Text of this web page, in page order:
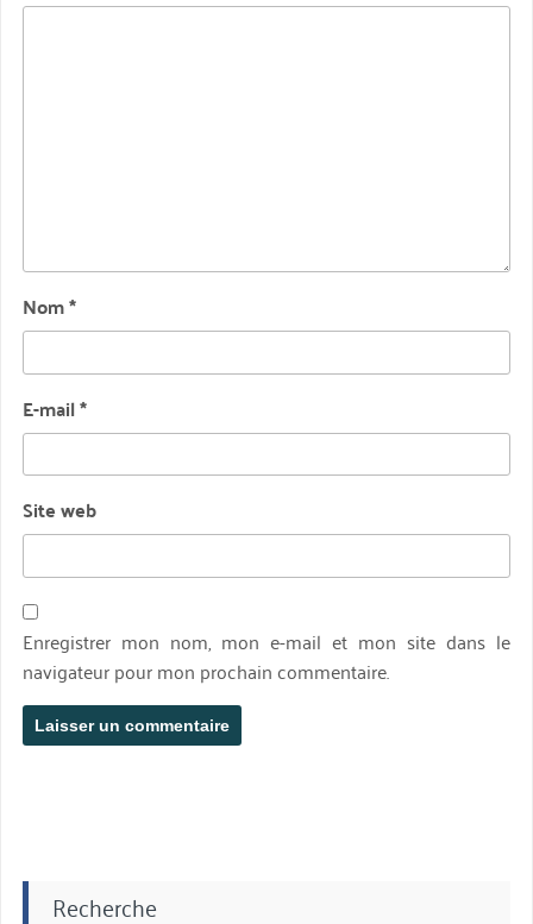
Nom*
E-mail*
Site web
Enregistrer mon nom, mon e-mail et mon site dans le
navigateur pour mon prochain commentaire.
Recherche